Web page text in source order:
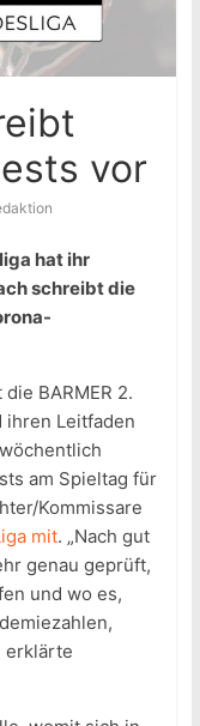
vor
hat ihr
schreibt die
BARMER 2.
ihren Leitfaden
am Spieltag für
Kommissare
mit. „Nach gut
genau geprüft,
und wo es,
erklärte